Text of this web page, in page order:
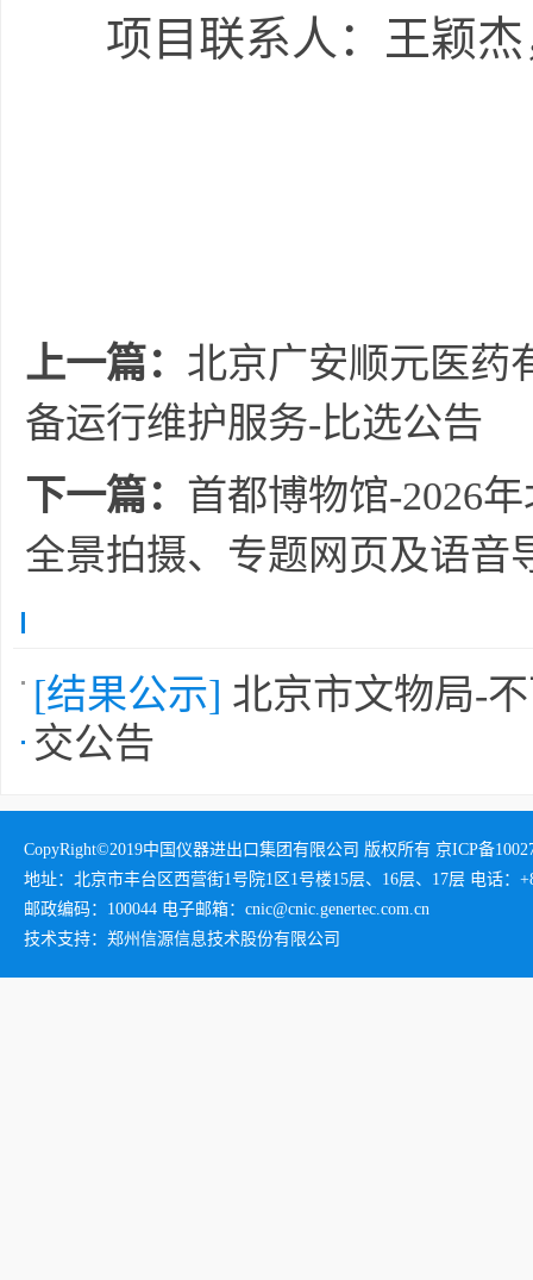
项目联系人： 王颖杰
上一篇： 北京广安顺元医药
备运行维护服务-比选公告
下一篇： 首都博物馆-2026
全景拍摄、专题网页及语音
[结果公示] 北京市文物局-
交公告
CopyRight©2019中国仪器进出口集团有限公司 版权所有 京ICP备
地址：北京市丰台区西营街1号院1区1号楼15层、16层、17层 电话：
邮政编码：100044 电子邮箱：cnic@cnic.genertec.com.cn
技术支持：郑州信源信息技术股份有限公司